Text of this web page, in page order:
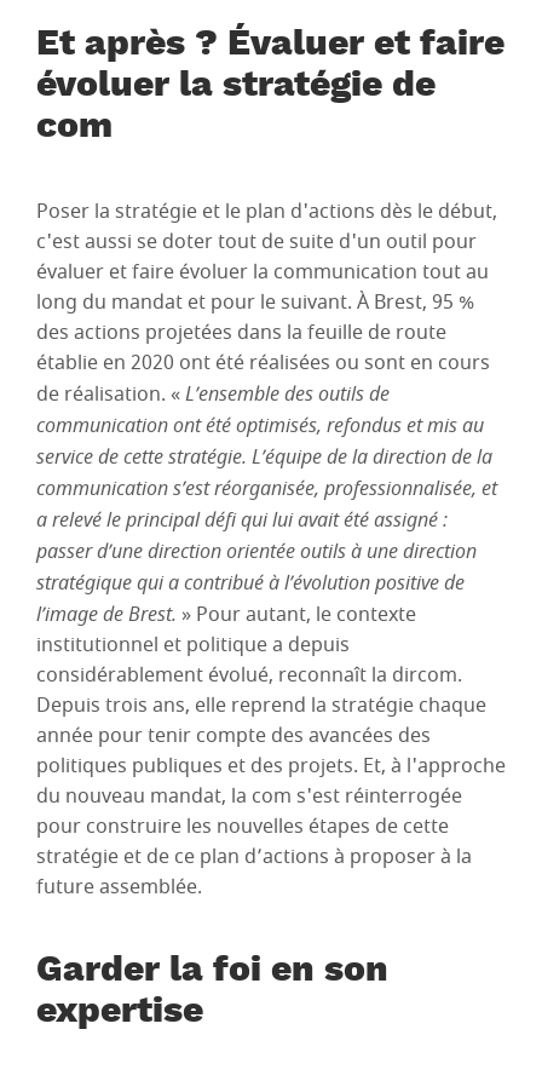
Et après ? Évaluer et faire
évoluer la stratégie de
com
Poser la stratégie et le plan d'actions dès le début,
c'est aussi se doter tout de suite d'un outil pour
évaluer et faire évoluer la communication tout au
long du mandat et pour le suivant. À Brest, 95 %
des actions projetées dans la feuille de route
établie en 2020 ont été réalisées ou sont en cours
de réalisation. «L’ensemble des outils de
communication ont été optimisés, refondus et mis au
service de cette stratégie. L’équipe de la direction de la
communication s’est réorganisée, professionnalisée, et
a relevé le principal défi qui lui avait été assigné :
passer d’une direction orientée outils à une direction
stratégique qui a contribué à l’évolution positive de
l’image de Brest. » Pour autant, le contexte
institutionnel et politique a depuis
considérablement évolué, reconnaît la dircom.
Depuis trois ans, elle reprend la stratégie chaque
année pour tenir compte des avancées des
politiques publiques et des projets. Et, à l'approche
du nouveau mandat, la com s'est réinterrogée
pour construire les nouvelles étapes de cette
stratégie et de ce plan d’actions à proposer à la
future assemblée.
Garder la foi en son
expertise